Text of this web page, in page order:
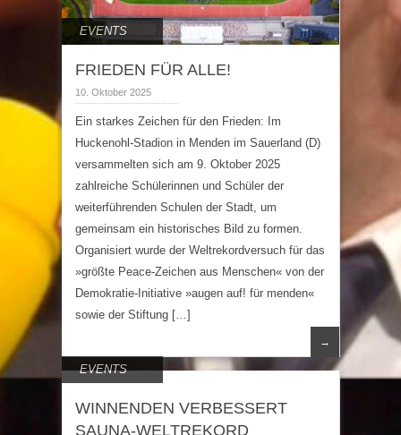
EVENTS
FRIEDEN FÜR ALLE!
10. Oktober 2025
Ein starkes Zeichen für den Frieden: Im
Huckenohl-Stadion in Menden im Sauerland (D)
versammelten sich am 9. Oktober 2025
zahlreiche Schülerinnen und Schüler der
weiterführenden Schulen der Stadt, um
gemeinsam ein historisches Bild zu formen.
Organisiert wurde der Weltrekordversuch für das
»größte Peace-Zeichen aus Menschen« von der
Demokratie-Initiative »augen auf! für menden«
sowie der Stiftung […]
→
EVENTS
WINNENDEN VERBESSERT
SAUNA-WELTREKORD